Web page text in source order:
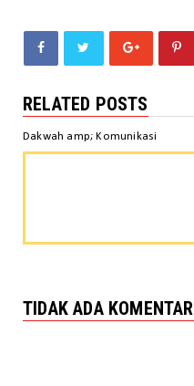
RELATED POSTS
Dakwah amp; Komunikasi
TIDAK ADA KOMENTAR